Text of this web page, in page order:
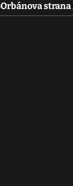
Orbánova